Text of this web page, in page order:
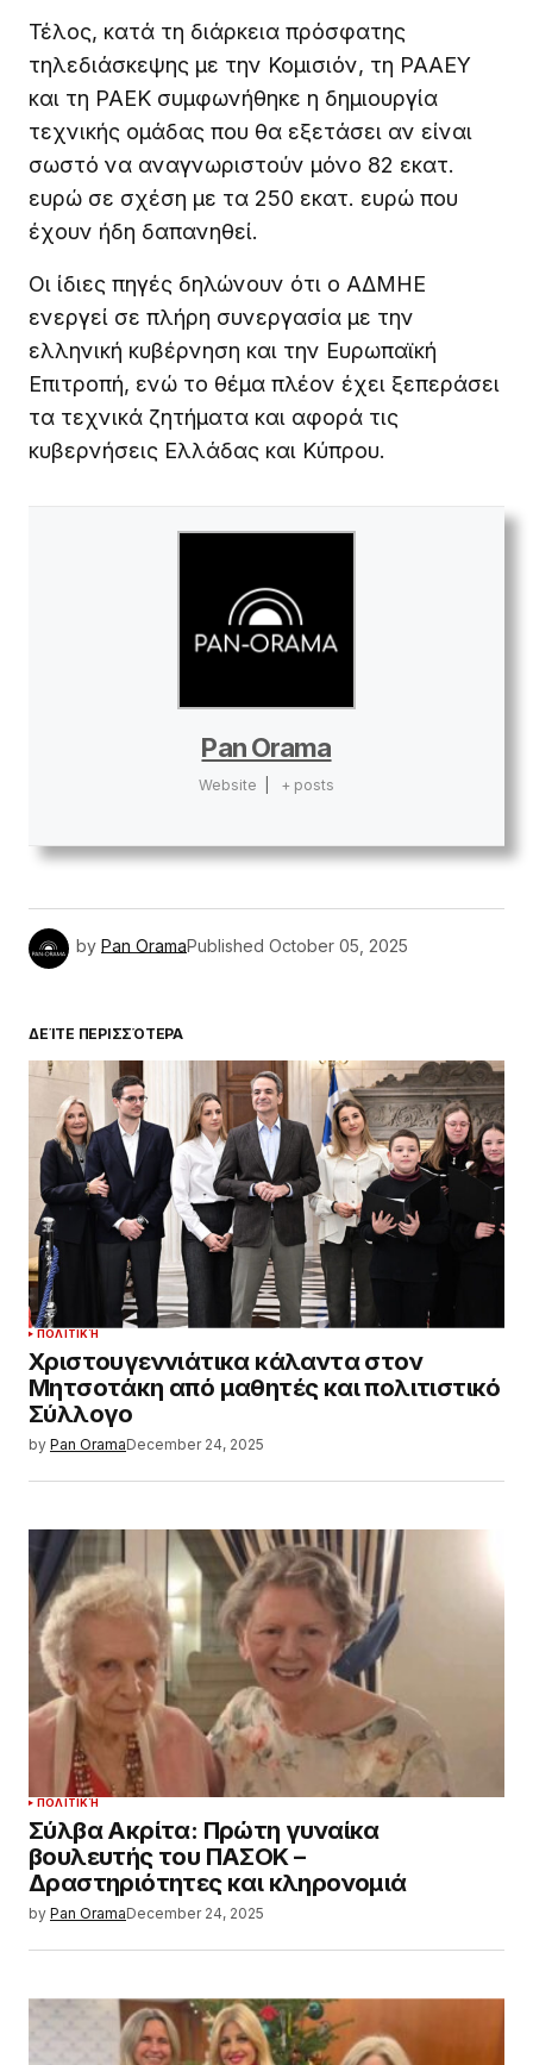
Τέλος, κατά τη διάρκεια πρόσφατης
τηλεδιάσκεψης με την Κομισιόν, τη ΡΑΑΕΥ
και τη ΡΑΕΚ συμφωνήθηκε η δημιουργία
τεχνικής ομάδας που θα εξετάσει αν είναι
σωστό να αναγνωριστούν μόνο 82 εκατ.
ευρώ σε σχέση με τα 250 εκατ. ευρώ που
έχουν ήδη δαπανηθεί.
Οι ίδιες πηγές δηλώνουν ότι ο ΑΔΜΗΕ
ενεργεί σε πλήρη συνεργασία με την
ελληνική κυβέρνηση και την Ευρωπαϊκή
Επιτροπή, ενώ το θέμα πλέον έχει ξεπεράσει
τα τεχνικά ζητήματα και αφορά τις
κυβερνήσεις Ελλάδας και Κύπρου.
Pan Orama
Website + posts
by Pan OramaPublished October 05, 2025
ΔΕΊΤΕ ΠΕΡΙΣΣΌΤΕΡΑ
ΠΟΛΙΤΙΚΉ
Χριστουγεννιάτικα κάλαντα στον
Μητσοτάκη από μαθητές και πολιτιστικό
Σύλλογο
by Pan OramaDecember 24, 2025
ΠΟΛΙΤΙΚΉ
Σύλβα Ακρίτα: Πρώτη γυναίκα
βουλευτής του ΠΑΣΟΚ –
Δραστηριότητες και κληρονομιά
by Pan OramaDecember 24, 2025